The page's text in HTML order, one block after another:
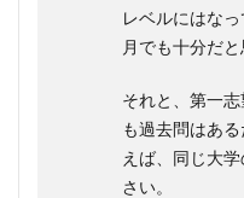
レベルにはな
月でも十分だと
それと、第一
も過去問はあ
えば、同じ大
さい。